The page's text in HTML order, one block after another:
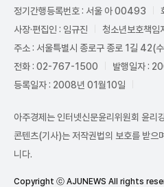
정기간행등록번호 : 서울 아 00493
사장·편집인 : 임규진
청소년보호책임
주소 : 서울특별시 종로구 종로 1길 42(
전화 : 02-767-1500
발행일자 :
등록일자 : 2008년 01월10일
아주경제는 인터넷신문윤리위원회 윤리
콘텐츠(기사)는 저작권법의 보호를 받으
니다.
Copyright ⓒ AJUNEWS All rights